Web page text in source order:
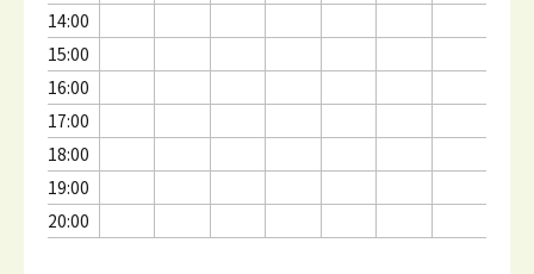
14:00
15:00
16:00
17:00
18:00
19:00
20:00